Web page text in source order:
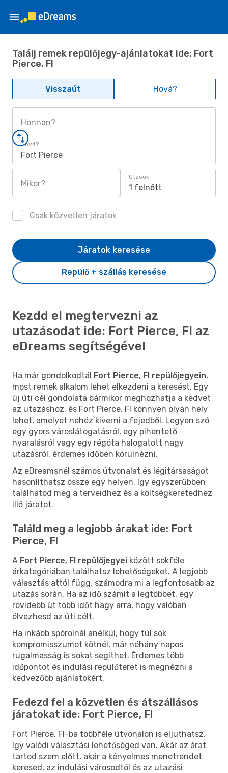
Találj remek repülőjegy-ajánlatokat ide: Fort
Pierce, Fl
Visszaút Hová?
Honnan?
Hová?
Fort Pierce
Mikor?
Utasok
1 felnőtt
Csak közvetlen járatok
Repülő + szállás keresése
Járatok keresése
Kezdd el megtervezni az
utazásodat ide: Fort Pierce, Fl az
eDreams segítségével
Ha már gondolkodtál Fort Pierce, Fl repülőjegyein,
most remek alkalom lehet elkezdeni a keresést. Egy
új úti cél gondolata bármikor meghozhatja a kedvet
az utazáshoz, és Fort Pierce, Fl könnyen olyan hely
lehet, amelyet nehéz kiverni a fejedből. Legyen szó
egy gyors városlátogatásról, egy pihentető
nyaralásról vagy egy régóta halogatott nagy
utazásról, érdemes időben körülnézni.
Az eDreamsnél számos útvonalat és légitársaságot
hasonlíthatsz össze egy helyen, így egyszerűbben
találhatod meg a terveidhez és a költségkeretedhez
illő járatot.
Találd meg a legjobb árakat ide: Fort
Pierce, Fl
A Fort Pierce, Fl repülőjegyei között sokféle
árkategóriában találhatsz lehetőségeket. A legjobb
választás attól függ, számodra mi a legfontosabb az
utazás során. Ha az idő számít a legtöbbet, egy
rövidebb út több időt hagy arra, hogy valóban
élvezhesd az úti célt.
Ha inkább spórolnál anélkül, hogy túl sok
kompromisszumot kötnél, már néhány napos
rugalmasság is sokat segíthet. Érdemes több
időpontot és indulási repülőteret is megnézni a
kedvezőbb ajánlatokért.
Fedezd fel a közvetlen és átszállásos
járatokat ide: Fort Pierce, Fl
Fort Pierce, Fl-ba többféle útvonalon is eljuthatsz,
így valódi választási lehetőséged van. Akár az árat
tartod szem előtt, akár a kényelmes menetrendet
keresed, az indulási városodtól és az utazási